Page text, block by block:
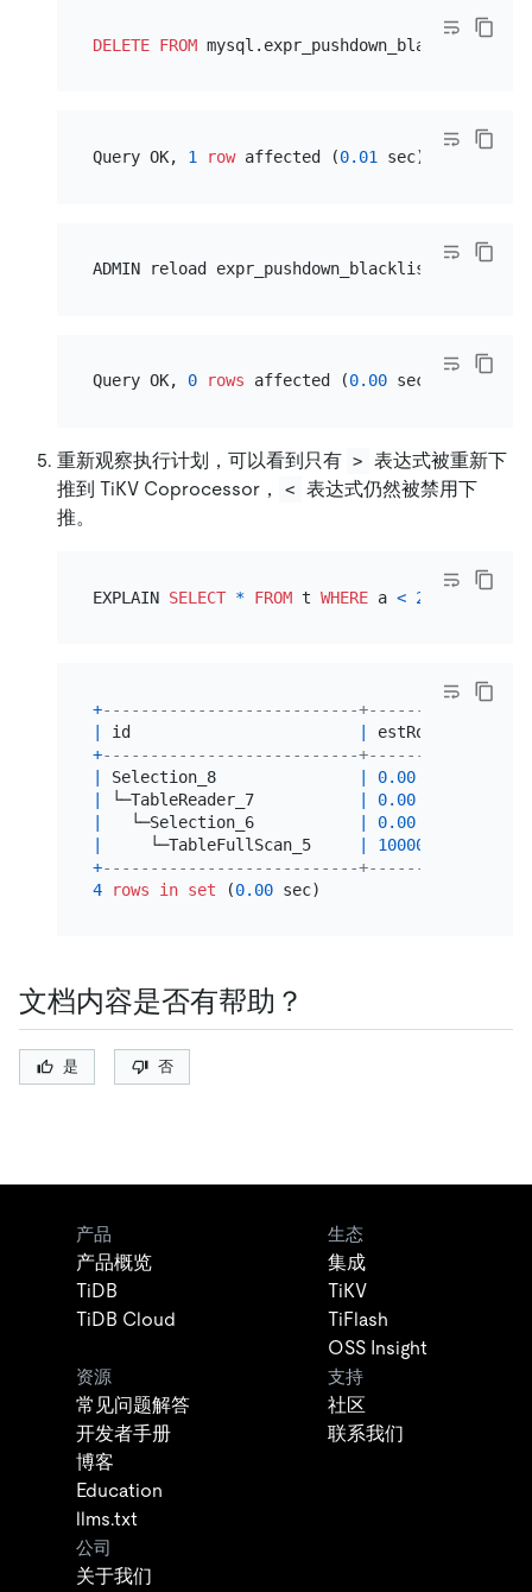
DELETE FROM mysql.expr_pushdown_blacklist
Query OK, 1 row affected (0.01
Query OK, 0 rows affected (0.00
重新观察执行计划，可以看到只有 >
表达式被重新下
推到 TiKV Coprocessor，
<
表达式仍然被禁用下
推。
EXPLAIN SELECT * FROM t WHERE a < 2 a >
+---------------------------+----------
id estRows
+---------------------------+----------
Selection_8 0.00
└─TableReader_7 0.00
   └─Selection_6
0.00
     └─TableFullScan_5
10000.00
+---------------------------+----------
4
rows in set (0.00
文档内容是否有帮助？
是 否
产品
产品概览
TiDB
TiDB Cloud
生态
集成
TiKV
TiFlash
OSS Insight
资源
常见问题解答
开发者手册
博客
Education
llms.txt
支持
社区
联系我们
公司
关于我们